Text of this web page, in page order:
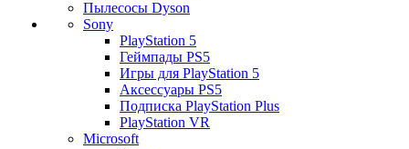
Пылесосы Dyson
Sony
PlayStation 5
Геймпады PS5
Игры для PlayStation 5
Аксессуары PS5
Подписка PlayStation Plus
PlayStation VR
Microsoft